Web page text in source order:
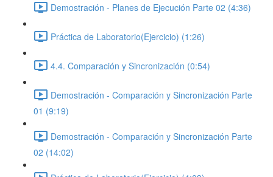
Demostración - Planes de Ejecución Parte 02 (4:36)
Práctica de Laboratorio(Ejercicio) (1:26)
4.4. Comparación y Sincronización (0:54)
Demostración - Comparación y Sincronización Parte
01 (9:19)
Demostración - Comparación y Sincronización Parte
02 (14:02)